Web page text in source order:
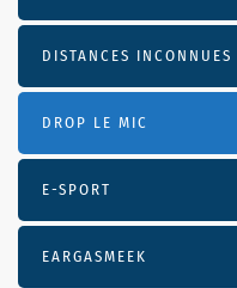
DISTANCES INCONNUES
DROP LE MIC
E-SPORT
EARGASMEEK